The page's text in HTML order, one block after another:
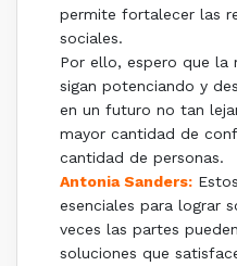
permite fortalecer las
sociales.
Por ello, espero que la
sigan potenciando y
en un futuro no tan
mayor cantidad de
cantidad de personas.
Antonia Sanders:
esenciales para lograr
veces las partes
soluciones que